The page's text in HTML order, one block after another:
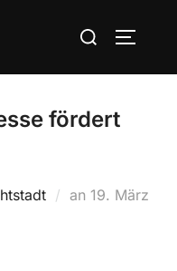
Suchen
fördert
an 19. März